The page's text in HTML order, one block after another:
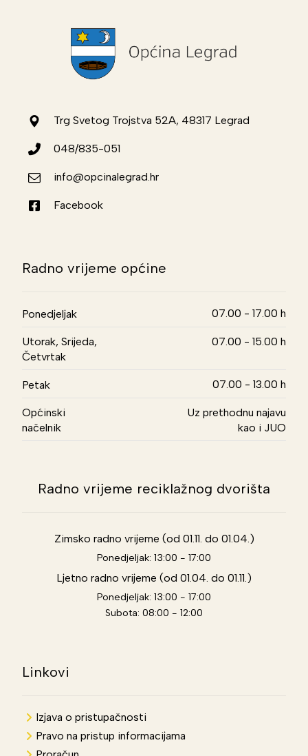
Trg Svetog Trojstva 52A, 48317 Legrad
048/835-051
info@opcinalegrad.hr
Facebook
Radno vrijeme općine
Ponedjeljak 07.00 - 17.00 h
Utorak, Srijeda,
Četvrtak
07.00 - 15.00 h
Petak 07.00 - 13.00 h
Općinski
načelnik
Uz prethodnu najavu
kao i JUO
Radno vrijeme reciklažnog dvorišta
Zimsko radno vrijeme (od 01.11. do 01.04.)
Ponedjeljak: 13:00 - 17:00
Ljetno radno vrijeme (od 01.04. do 01.11.)
Ponedjeljak: 13:00 - 17:00
Subota: 08:00 - 12:00
Linkovi
Izjava o pristupačnosti
Pravo na pristup informacijama